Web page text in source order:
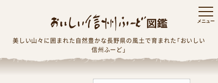
美しい山々に囲まれた自然豊かな長野県の風土で育まれた「おいしい
信州ふーど」